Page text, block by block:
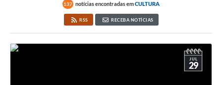
137 notícias encontradas emCULTURA
RSS RECEBA NOTÍCIAS
JUL
29